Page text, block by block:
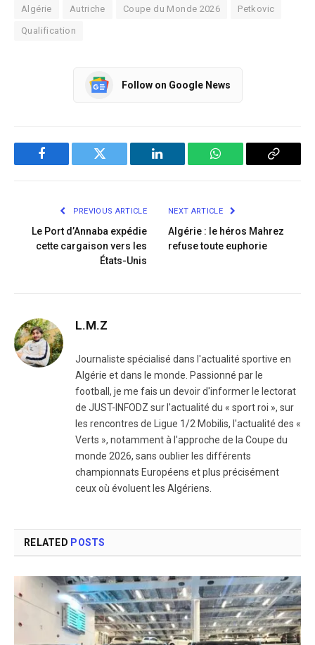
Algérie Autriche Coupe du Monde 2026 Petkovic
Qualification
Follow on Google News
Facebook Twitter LinkedIn WhatsApp Copy
PREVIOUS ARTICLE
Le Port d’Annaba expédie
cette cargaison vers les
États-Unis
NEXT ARTICLE
Algérie : le héros Mahrez
refuse toute euphorie
L.M.Z
Journaliste spécialisé dans l'actualité sportive en
Algérie et dans le monde. Passionné par le
football, je me fais un devoir d'informer le lectorat
de JUST-INFODZ sur l'actualité du « sport roi », sur
les rencontres de Ligue 1/2 Mobilis, l'actualité des «
Verts », notamment à l'approche de la Coupe du
monde 2026, sans oublier les différents
championnats Européens et plus précisément
ceux où évoluent les Algériens.
RELATED POSTS